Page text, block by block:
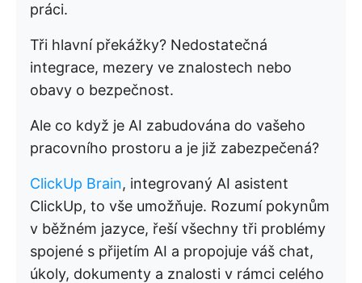
práci.
Tři hlavní překážky? Nedostatečná
integrace, mezery ve znalostech nebo
obavy o bezpečnost.
Ale co když je AI zabudována do vašeho
pracovního prostoru a je již zabezpečená?
ClickUp Brain, integrovaný AI asistent
ClickUp, to vše umožňuje. Rozumí pokynům
v běžném jazyce, řeší všechny tři problémy
spojené s přijetím AI a propojuje váš chat,
úkoly, dokumenty a znalosti v rámci celého